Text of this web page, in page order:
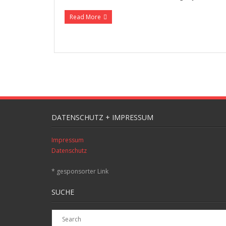
Read More
DATENSCHUTZ + IMPRESSUM
Impressum
Datenschutz
* gesponsorter Link
SUCHE